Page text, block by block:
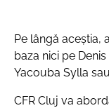
Pe lângă aceștia,
baza nici pe
Yacouba Sylla
CFR Cluj va